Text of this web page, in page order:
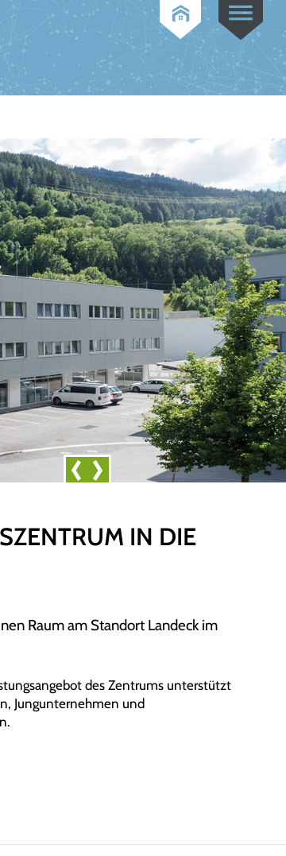
Prev Next
IN DIE
Raum am Standort Landeck im
des Zentrums unterstützt
Jungunternehmen und